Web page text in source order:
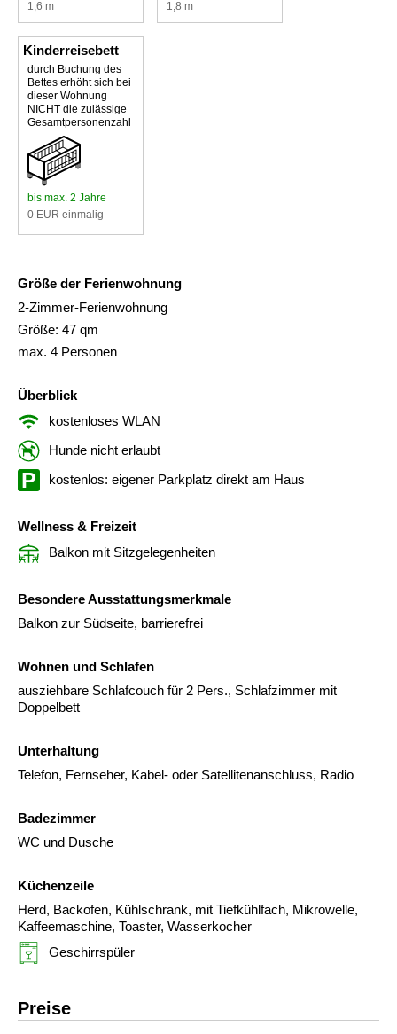
1,6 m
1,8 m
Kinderreisebett
durch Buchung des
Bettes erhöht sich bei
dieser Wohnung
NICHT die zulässige
Gesamtpersonenzahl
bis max. 2 Jahre
0 EUR einmalig
Größe der Ferienwohnung
2-Zimmer-Ferienwohnung
Größe: 47 qm
max. 4 Personen
Überblick
kostenloses WLAN
Hunde nicht erlaubt
kostenlos: eigener Parkplatz direkt am Haus
Wellness & Freizeit
Balkon mit Sitzgelegenheiten
Besondere Ausstattungsmerkmale
Balkon zur Südseite, barrierefrei
Wohnen und Schlafen
ausziehbare Schlafcouch für 2 Pers., Schlafzimmer mit
Doppelbett
Unterhaltung
Telefon, Fernseher, Kabel- oder Satellitenanschluss, Radio
Badezimmer
WC und Dusche
Küchenzeile
Herd, Backofen, Kühlschrank, mit Tiefkühlfach, Mikrowelle,
Kaffeemaschine, Toaster, Wasserkocher
Geschirrspüler
Preise